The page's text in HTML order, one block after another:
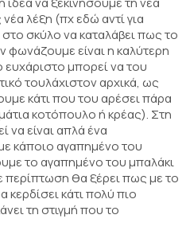
λέξη (πχ εδώ αντί για
σκύλο να καταλάβει πως το
φωνάζουμε είναι η καλύτερη
ευχάριστο μπορεί να του
τουλάχιστον αρχικά, ως
κάτι που του αρέσει πάρα
κοτόπουλο ή κρέας). Στη
να είναι απλά ένα
κάποιο αγαπημένο του
το αγαπημένο του μπαλάκι
περίπτωση θα ξέρει πως με το
κάτι πολύ πιο
τη στιγμή που το